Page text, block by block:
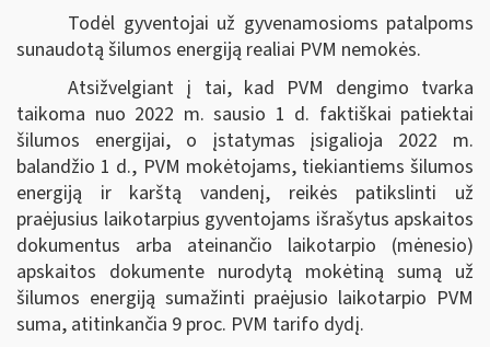
Todėl gyventojai už gyvenamosioms patalpoms
sunaudotą šilumos energiją realiai PVM nemokės.
Atsižvelgiant į tai, kad PVM dengimo tvarka
taikoma nuo 2022 m. sausio 1 d. faktiškai patiektai
šilumos energijai, o įstatymas įsigalioja 2022 m.
balandžio 1 d., PVM mokėtojams, tiekiantiems šilumos
energiją ir karštą vandenį, reikės patikslinti už
praėjusius laikotarpius gyventojams išrašytus apskaitos
dokumentus arba ateinančio laikotarpio (mėnesio)
apskaitos dokumente nurodytą mokėtiną sumą už
šilumos energiją sumažinti praėjusio laikotarpio PVM
suma, atitinkančia 9 proc. PVM tarifo dydį.